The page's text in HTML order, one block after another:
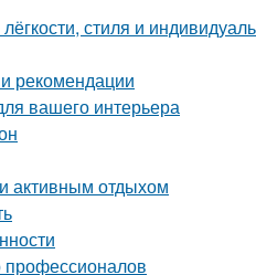
стиля и
рекомендации
вашего интерьера
активным отдыхом